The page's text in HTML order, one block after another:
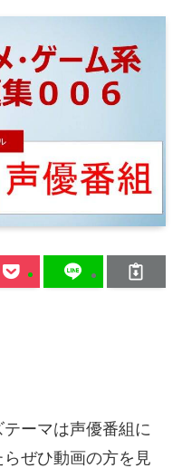
ーマは声優番組に
ぜひ動画の方を見